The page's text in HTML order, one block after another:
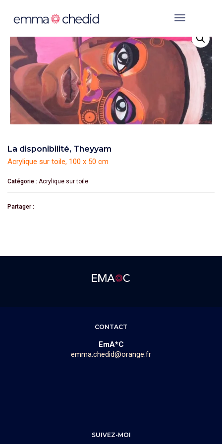
Toggle
La disponibilité, Theyyam
Acrylique sur toile, 100 x 50 cm
Catégorie : Acrylique sur toile
Partager :
CONTACT
EmA*C
emma.chedid@orange.fr
SUIVEZ-MOI